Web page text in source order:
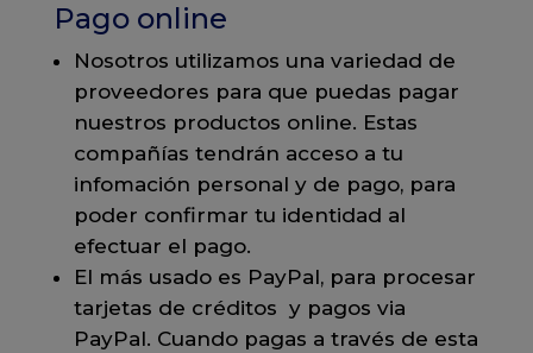
Pago online
Nosotros utilizamos una variedad de
proveedores para que puedas pagar
nuestros productos online. Estas
compañías tendrán acceso a tu
infomación personal y de pago, para
poder confirmar tu identidad al
efectuar el pago.
El más usado es PayPal, para procesar
tarjetas de créditos y pagos via
PayPal. Cuando pagas a través de esta